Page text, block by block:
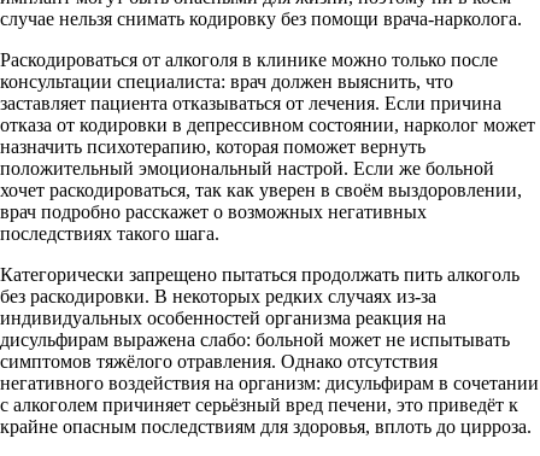
случае нельзя снимать кодировку без помощи врача-нарколога.
Раскодироваться от алкоголя в клинике можно только после
консультации специалиста: врач должен выяснить, что
заставляет пациента отказываться от лечения. Если причина
отказа от кодировки в депрессивном состоянии, нарколог может
назначить психотерапию, которая поможет вернуть
положительный эмоциональный настрой. Если же больной
хочет раскодироваться, так как уверен в своём выздоровлении,
врач подробно расскажет о возможных негативных
последствиях такого шага.
Категорически запрещено пытаться продолжать пить алкоголь
без раскодировки. В некоторых редких случаях из-за
индивидуальных особенностей организма реакция на
дисульфирам выражена слабо: больной может не испытывать
симптомов тяжёлого отравления. Однако отсутствия
негативного воздействия на организм: дисульфирам в сочетании
с алкоголем причиняет серьёзный вред печени, это приведёт к
крайне опасным последствиям для здоровья, вплоть до цирроза.